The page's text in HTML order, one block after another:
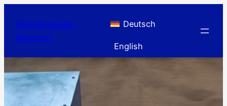
Inhalt
springen
Stromerzeuger-
Discount
Deutsch
English